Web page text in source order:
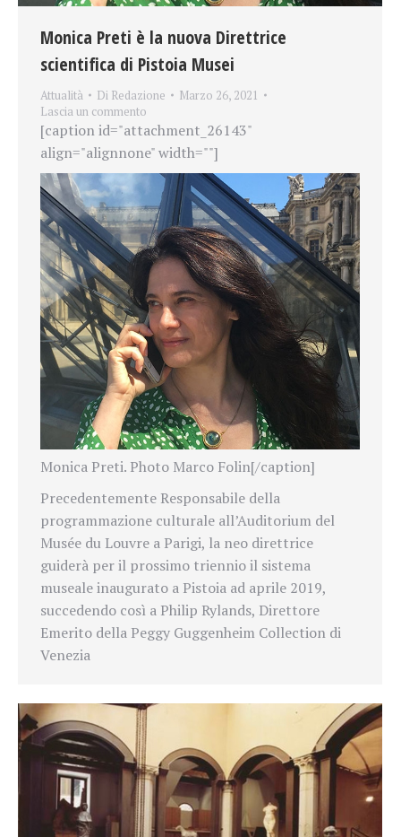
Monica Preti è la nuova Direttrice
scientifica di Pistoia Musei
Attualità Di Redazione
Marzo 26, 2021
Lascia un commento
[caption id="attachment_26143"
align="alignnone" width=""]
Monica Preti. Photo Marco Folin[/caption]
Precedentemente Responsabile della
programmazione culturale all’Auditorium del
Musée du Louvre a Parigi, la neo direttrice
guiderà per il prossimo triennio il sistema
museale inaugurato a Pistoia ad aprile 2019,
succedendo così a Philip Rylands, Direttore
Emerito della Peggy Guggenheim Collection di
Venezia